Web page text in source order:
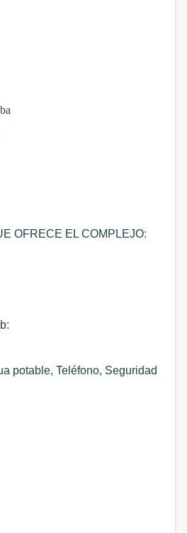
OFRECE EL COMPLEJO:
potable, Teléfono, Seguridad